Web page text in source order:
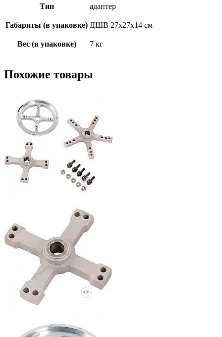
Тип адаптер
Габариты (в упаковке) ДШВ 27х27х14 см
Вес (в упаковке) 7 кг
Похожие товары